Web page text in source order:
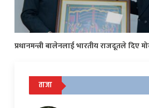
प्रधानमन्त्री बालेनलाई भारतीय राजदूतले दिए
ताजा